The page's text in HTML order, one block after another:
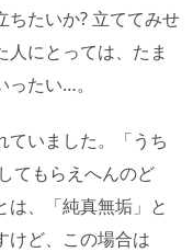
ちたいか? 立ててみせ
人にとっては、たま
たい…。
ていました。「うち
てもらえへんのど
は、「純真無垢」と
けど、この場合は